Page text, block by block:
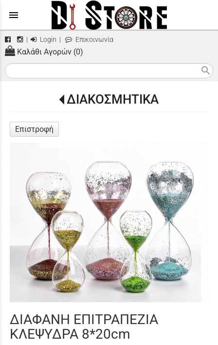
menu
| Login | Επικοινωνία
Καλάθι Αγορών (0)
search
ΔΙΑΚΟΣΜΗΤΙΚΑ
Επιστροφή
ΔΙΑΦΑΝΗ ΕΠΙΤΡΑΠΕΖΙΑ
ΚΛΕΨΥΔΡΑ 8*20cm